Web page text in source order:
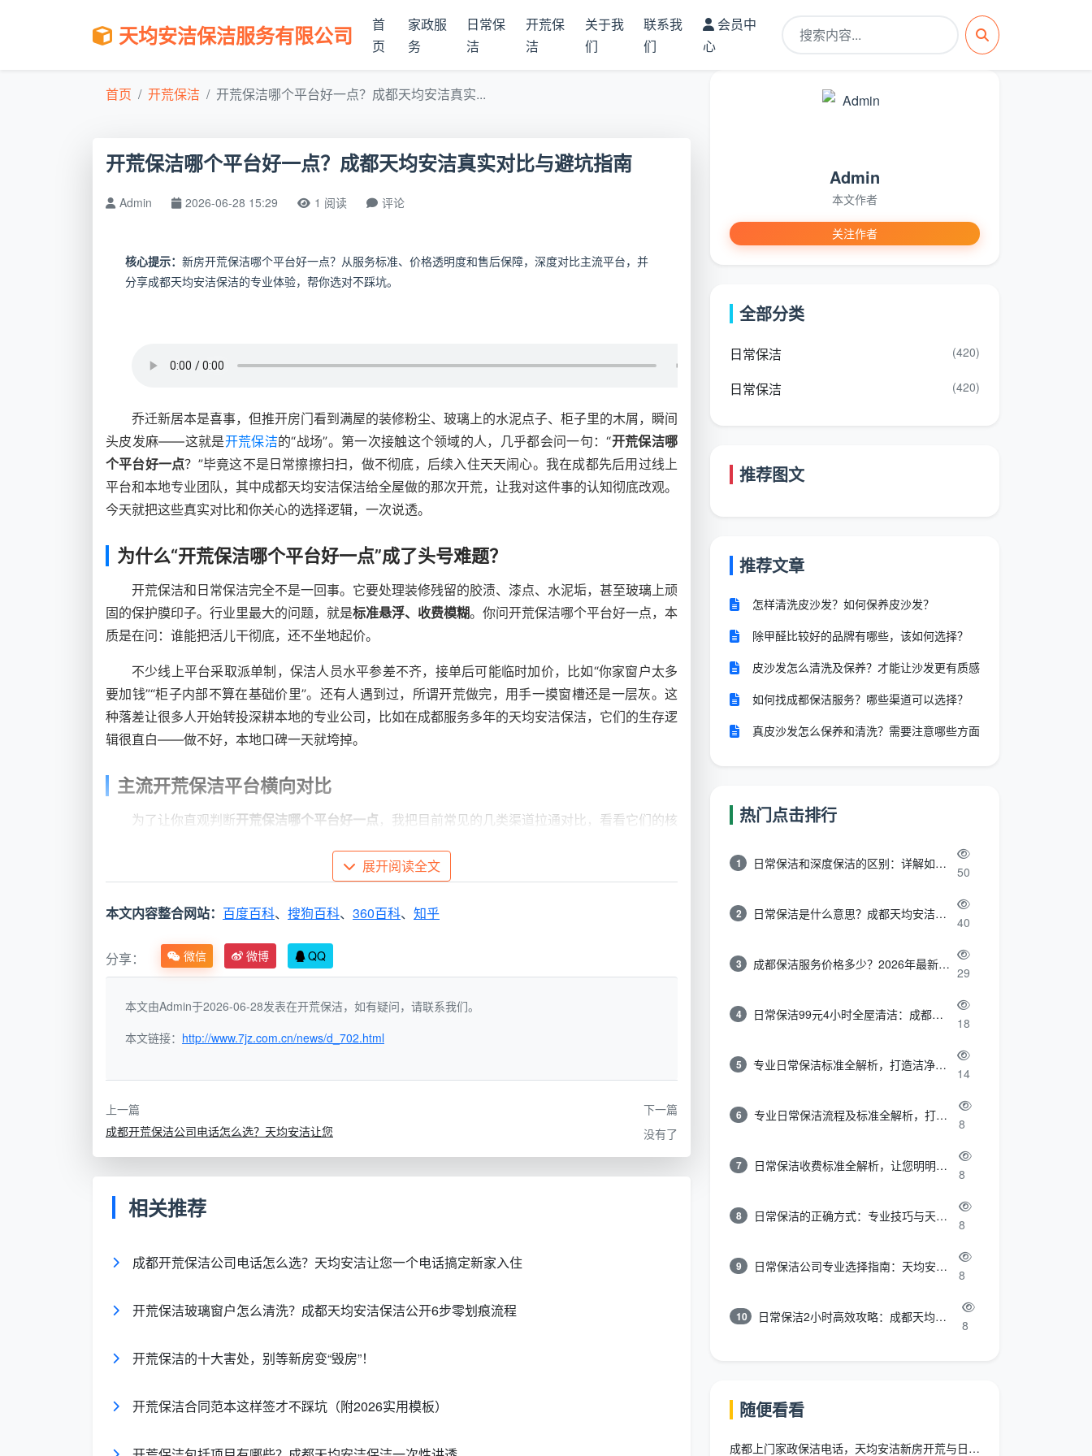
天均安洁保洁服务有限公司
首
页
家政服
务
日常保
洁
开荒保
洁
关于我
们
联系我
们
会员中
心
首页 开荒保洁 开荒保洁哪个平台好一点？成都天均安洁真实...
开荒保洁哪个平台好一点？成都天均安洁真实对比与避坑指南
Admin 2026-06-28 15:29 1 阅读 评论
核心提示： 新房开荒保洁哪个平台好一点？从服务标准、价格透明度和售后保障，深度对比主流平台，并
分享成都天均安洁保洁的专业体验，帮你选对不踩坑。
乔迁新居本是喜事，但推开房门看到满屋的装修粉尘、玻璃上的水泥点子、柜子里的木屑，瞬间
头皮发麻——这就是开荒保洁的“战场”。第一次接触这个领域的人，几乎都会问一句：“开荒保洁哪
个平台好一点？”毕竟这不是日常擦擦扫扫，做不彻底，后续入住天天闹心。我在成都先后用过线上
平台和本地专业团队，其中成都天均安洁保洁给全屋做的那次开荒，让我对这件事的认知彻底改观。
今天就把这些真实对比和你关心的选择逻辑，一次说透。
为什么“开荒保洁哪个平台好一点”成了头号难题？
开荒保洁和日常保洁完全不是一回事。它要处理装修残留的胶渍、漆点、水泥垢，甚至玻璃上顽
固的保护膜印子。行业里最大的问题，就是标准悬浮、收费模糊。你问开荒保洁哪个平台好一点，本
质是在问：谁能把活儿干彻底，还不坐地起价。
不少线上平台采取派单制，保洁人员水平参差不齐，接单后可能临时加价，比如“你家窗户太多
要加钱”“柜子内部不算在基础价里”。还有人遇到过，所谓开荒做完，用手一摸窗槽还是一层灰。这
种落差让很多人开始转投深耕本地的专业公司，比如在成都服务多年的天均安洁保洁，它们的生存逻
辑很直白——做不好，本地口碑一天就垮掉。
主流开荒保洁平台横向对比
为了让你直观判断开荒保洁哪个平台好一点 ，我把目前常见的几类渠道拉通对比，看看它们的核
（58、天鹅等）
评、美团）
延保类
派单模式
平台派单，人员随
机
商户接单，相对固
定
价格透明
度
基础价低，现场易
加项
团购价明确，但细
节需确认
明码标价，
基础工具居多 视商户而定 标准化配置
投诉响应慢，扯皮
多
好
验收后不满意现场返工，直
到合格
适合人群
图便宜但需花时间
盯
从上表不难看出，线上平台胜在入口方便，但“惊不惊喜”全看分配的保洁人员是谁。而像成都天
在后续深度测评里感受会非常具体。
脱颖而出的选择：成都天均安洁保洁深度测评
的保洁经历。之前用某平台的结果是，窗框缝里还能抠出腻子粉，而天均安洁进场后，我才明白什么
展开阅读全文
本文内容整合网站： 百度百科、 搜狗百科、 360百科、 知乎
分享： 微信 微博 QQ
本文由Admin于2026-06-28发表在开荒保洁，如有疑问，请联系我们。
本文链接： http://www.7jz.com.cn/news/d_702.html
上一篇
成都开荒保洁公司电话怎么选？天均安洁让您
下一篇
没有了
相关推荐
成都开荒保洁公司电话怎么选？天均安洁让您一个电话搞定新家入住
开荒保洁玻璃窗户怎么清洗？成都天均安洁保洁公开6步零划痕流程
开荒保洁的十大害处，别等新房变“毁房”！
开荒保洁合同范本这样签才不踩坑（附2026实用模板）
Admin
本文作者
关注作者
全部分类
日常保洁 (420)
日常保洁 (420)
推荐图文
推荐文章
怎样清洗皮沙发？如何保养皮沙发？
除甲醛比较好的品牌有哪些，该如何选择？
皮沙发怎么清洗及保养？才能让沙发更有质感
如何找成都保洁服务？哪些渠道可以选择？
真皮沙发怎么保养和清洗？需要注意哪些方面
热门点击排行
1 日常保洁和深度保洁的区别：详解如何选择最适合的清洁服务
50
2 日常保洁是什么意思？成都天均安洁带你快速区分“日常vs深度vs开荒”
40
3 成都保洁服务价格多少？2026年最新报价表来了，这一篇看透所有费用
29
4 日常保洁99元4小时全屋清洁：成都天均安洁保洁超值服务全解析
18
5 专业日常保洁标准全解析，打造洁净舒适生活空间
14
6 专业日常保洁流程及标准全解析，打造洁净舒适环境
8
7 日常保洁收费标准全解析，让您明明白白消费
8
8 日常保洁的正确方式：专业技巧与天均安洁保洁服务全解析
8
9 日常保洁公司专业选择指南：天均安洁保洁服务全解析
8
10 日常保洁2小时高效攻略：成都天均安洁保洁专业时间管理方案
8
随便看看
成都上门家政保洁电话，天均安洁新房开荒与日常保洁全城覆盖